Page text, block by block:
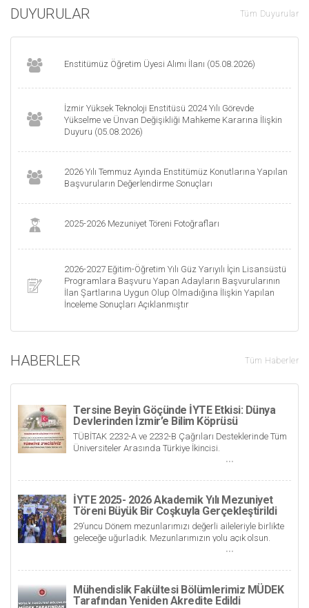
DUYURULAR Tüm Duyurular
Enstitümüz Öğretim Üyesi Alımı İlanı (05.08.2026)
İzmir Yüksek Teknoloji Enstitüsü 2024 Yılı Görevde
Yükselme ve Ünvan Değişikliği Mahkeme Kararına İlişkin
Duyuru (05.08.2026)
2026 Yılı Temmuz Ayında Enstitümüz Konutlarına Yapılan
Başvuruların Değerlendirme Sonuçları
2025-2026 Mezuniyet Töreni Fotoğrafları
2026-2027 Eğitim-Öğretim Yılı Güz Yarıyılı İçin Lisansüstü
Programlara Başvuru Yapan Adayların Başvurularının
İlan Şartlarına Uygun Olup Olmadığına İlişkin Yapılan
İnceleme Sonuçları Açıklanmıştır
HABERLER Tüm Haberler
Tersine Beyin Göçünde İYTE Etkisi: Dünya
Devlerinden İzmir’e Bilim Köprüsü
TÜBİTAK 2232-A ve 2232-B Çağrıları Desteklerinde Tüm
Üniversiteler Arasında Türkiye İkincisi.
İYTE 2025- 2026 Akademik Yılı Mezuniyet
Töreni Büyük Bir Coşkuyla Gerçekleştirildi
29’uncu Dönem mezunlarımızı değerli aileleriyle birlikte
geleceğe uğurladık. Mezunlarımızın yolu açık olsun.
Mühendislik Fakültesi Bölümlerimiz MÜDEK
Tarafından Yeniden Akredite Edildi